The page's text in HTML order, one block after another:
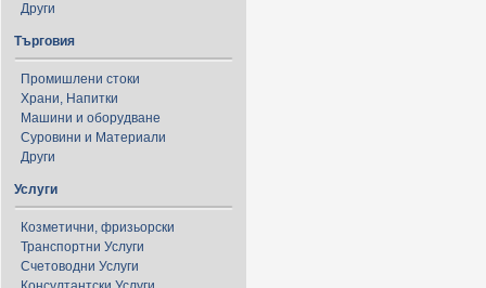
Други
Търговия
Промишлени стоки
Храни, Напитки
Машини и оборудване
Суровини и Материали
Други
Услуги
Козметични, фризьорски
Транспортни Услуги
Счетоводни Услуги